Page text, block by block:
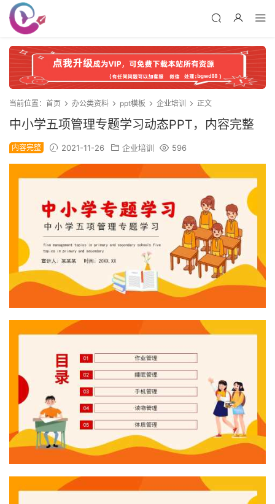
当前位置： 首页 办公类资料 ppt模板 企业培训 正文
中小学五项管理专题学习动态PPT，内容完整
内容完整 2021-11-26 企业培训 596